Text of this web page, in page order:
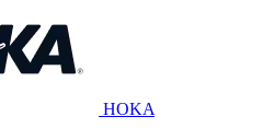
HOKA